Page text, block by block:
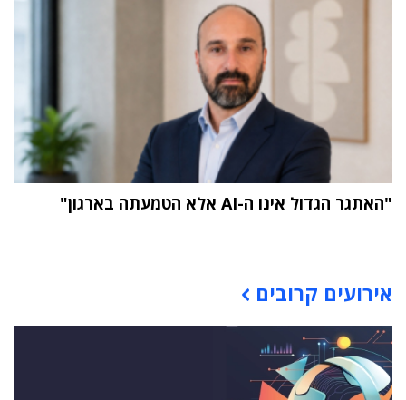
"האתגר הגדול אינו ה-AI אלא הטמעתה בארגון"
אירועים קרובים